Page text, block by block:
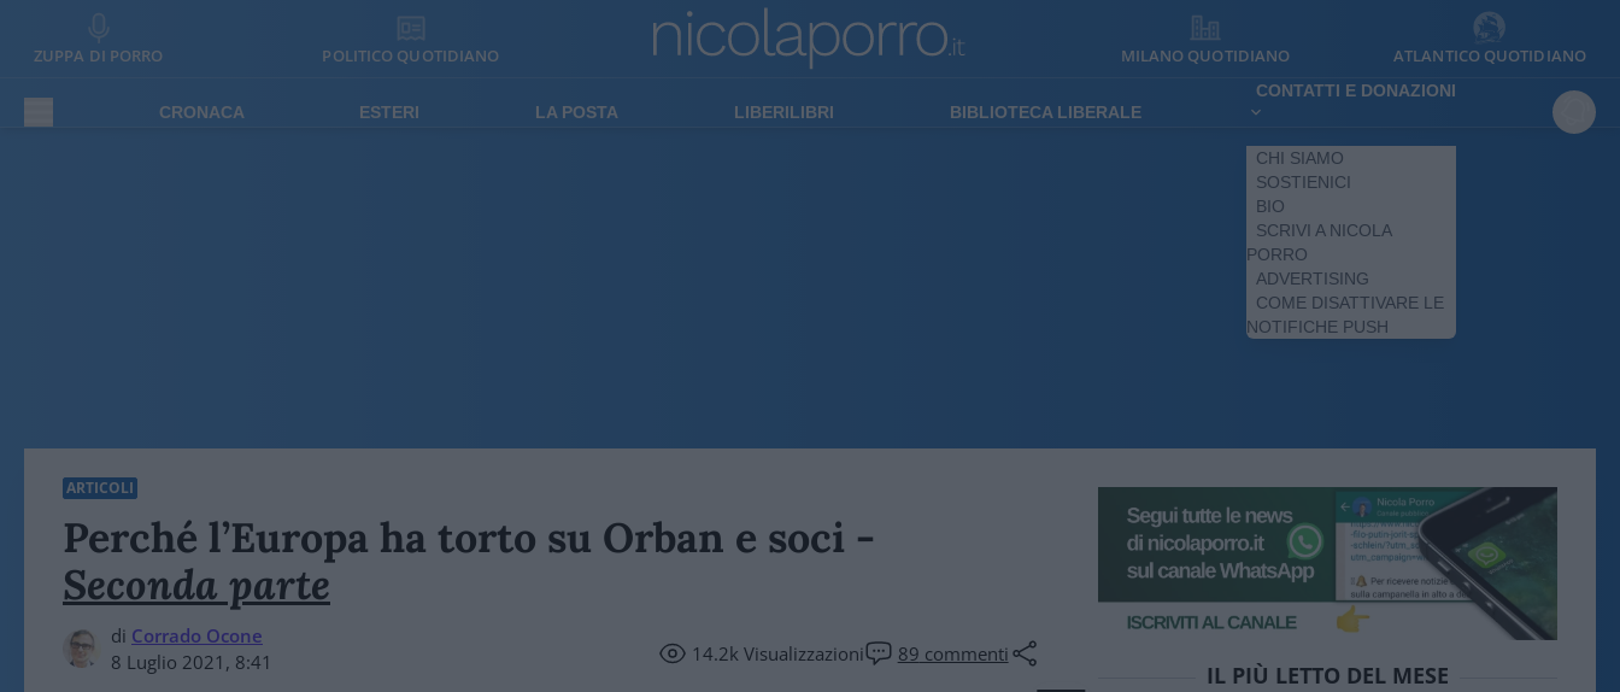
ZUPPA DI PORRO POLITICO QUOTIDIANO MILANO QUOTIDIANO ATLANTICO QUOTIDIANO
CRONACA ESTERI LA POSTA LIBERILIBRI BIBLIOTECA LIBERALE
CONTATTI E DONAZIONI
CHI SIAMO
SOSTIENICI
BIO
SCRIVI A NICOLA
PORRO
ADVERTISING
COME DISATTIVARE LE
NOTIFICHE PUSH
ARTICOLI
Perché l’Europa ha torto su Orban e soci -
Seconda parte
di Corrado Ocone
8 Luglio 2021, 8:41
14.2kVisualizzazioni 89 commenti
IL PIÙ LETTO DEL MESE